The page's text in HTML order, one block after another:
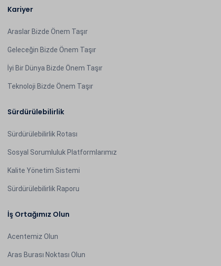
Kariyer
Araslar Bizde Önem Taşır
Geleceğin Bizde Önem Taşır
İyi Bir Dünya Bizde Önem Taşır
Teknoloji Bizde Önem Taşır
Sürdürülebilirlik
Sürdürülebilirlik Rotası
Sosyal Sorumluluk Platformlarımız
Kalite Yönetim Sistemi
Sürdürülebilirlik Raporu
İş Ortağımız Olun
Acentemiz Olun
Aras Burası Noktası Olun